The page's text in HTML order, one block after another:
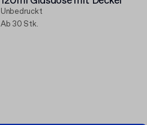
Unbedruckt
Ab 30 Stk.